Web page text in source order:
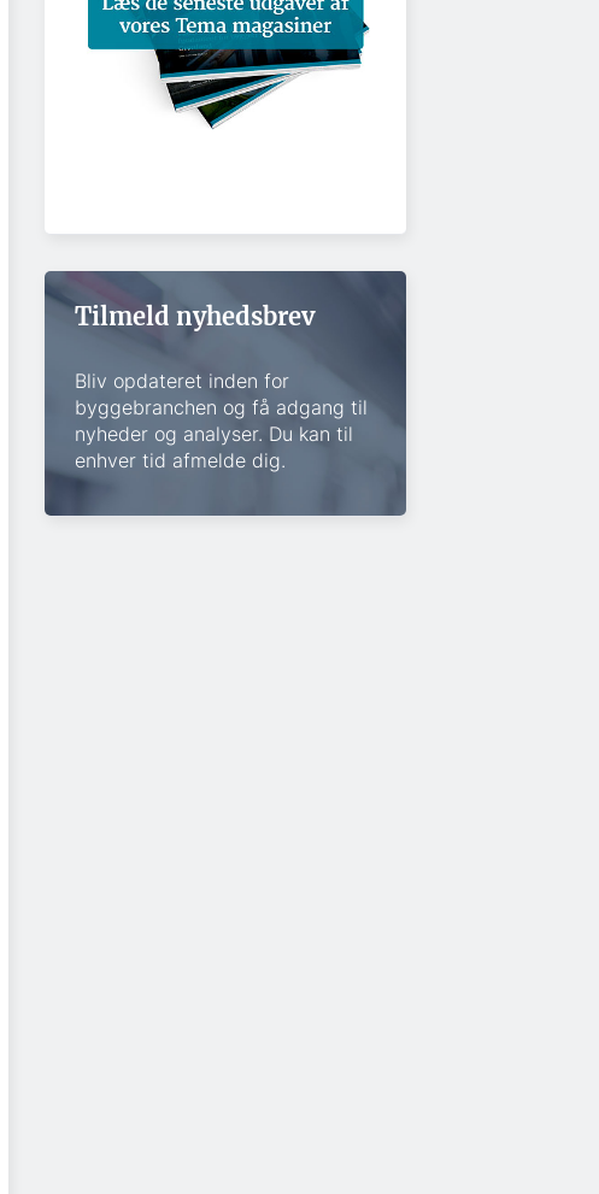
Tilmeld nyhedsbrev
Bliv opdateret inden for
byggebranchen og få adgang til
nyheder og analyser. Du kan til
enhver tid afmelde dig.